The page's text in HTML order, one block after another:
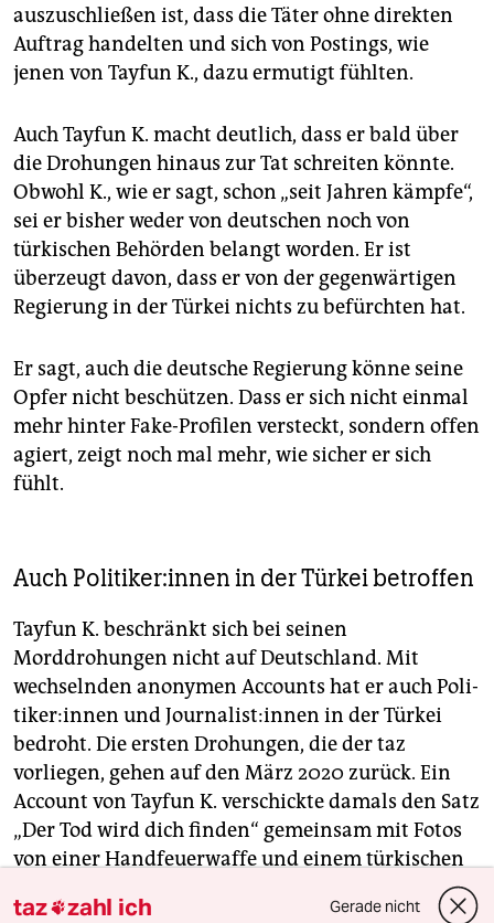
auszuschließen ist, dass die Täter ohne direkten
Auftrag handelten und sich von Postings, wie
jenen von Tayfun K., dazu ermutigt fühlten.
Auch Tayfun K. macht deutlich, dass er bald über
die Drohungen hinaus zur Tat schreiten könnte.
Obwohl K., wie er sagt, schon „seit Jahren kämpfe“,
sei er bisher weder von deutschen noch von
türkischen Behörden belangt worden. Er ist
überzeugt davon, dass er von der gegenwärtigen
Regierung in der Türkei nichts zu befürchten hat.
Er sagt, auch die deutsche Regierung könne seine
Opfer nicht beschützen. Dass er sich nicht einmal
mehr hinter Fake-Profilen versteckt, sondern offen
agiert, zeigt noch mal mehr, wie sicher er sich
fühlt.
Auch Po­li­ti­ke­r:in­nen in der Türkei betroffen
Tayfun K. beschränkt sich bei seinen
Morddrohungen nicht auf Deutschland. Mit
wechselnden anonymen Accounts hat er auch Po­li­
ti­ke­r:in­nen und Jour­na­lis­t:in­nen in der Türkei
bedroht. Die ersten Drohungen, die der taz
vorliegen, gehen auf den März 2020 zurück. Ein
Account von Tayfun K. verschickte damals den Satz
„Der Tod wird dich finden“ gemeinsam mit Fotos
von einer Handfeuerwaffe und einem türkischen
taz zahl ich Gerade nicht